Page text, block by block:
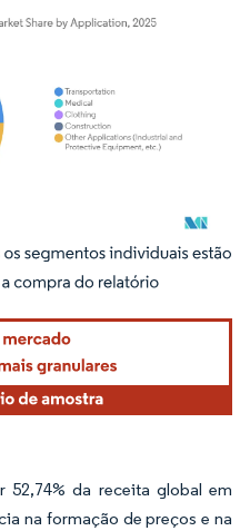
atribuição conforme CC BY 4.0.
52,74% da receita global em
na formação de preços e na